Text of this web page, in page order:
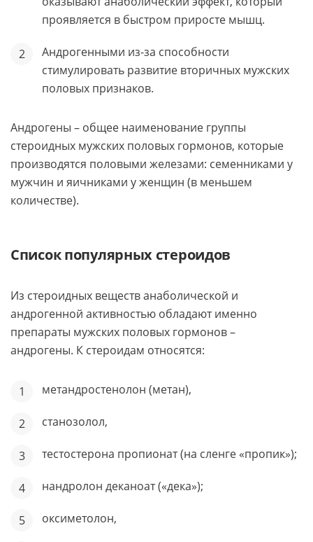
проявляется в быстром приросте мышц.
Андрогенными из-за способности
стимулировать развитие вторичных мужских
половых признаков.
Андрогены – общее наименование группы
стероидных мужских половых гормонов, которые
производятся половыми железами: семенниками у
мужчин и яичниками у женщин (в меньшем
количестве).
Список популярных стероидов
Из стероидных веществ анаболической и
андрогенной активностью обладают именно
препараты мужских половых гормонов –
андрогены. К стероидам относятся:
метандростенолон (метан),
станозолол,
тестостерона пропионат (на сленге «пропик»);
нандролон деканоат («дека»);
оксиметолон,